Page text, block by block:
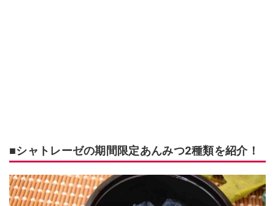
■シャトレーゼの期間限定あんみつ2種類を紹介！